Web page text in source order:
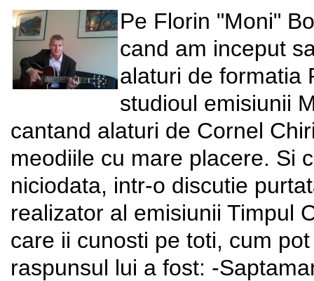
Pe Florin "Moni"
cand am inceput
alaturi de formatia
studioul emisiunii
cantand alaturi de Cornel
meodiile cu mare placere. Si
niciodata, intr-o discutie
realizator al emisiunii Timpul
care ii cunosti pe toti, cum
raspunsul lui a fost: -